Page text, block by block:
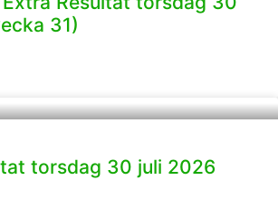
31)
torsdag 30 juli 2026